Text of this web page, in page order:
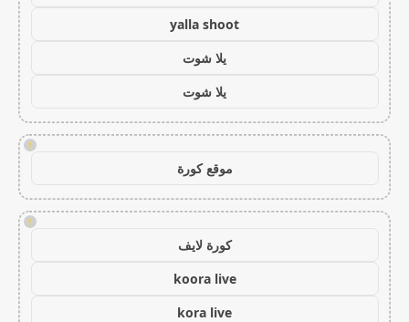
yalla shoot
يلا شوت
يلا شوت
!
موقع كورة
!
كورة لايف
koora live
kora live